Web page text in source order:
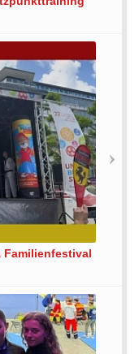
Familienfestival